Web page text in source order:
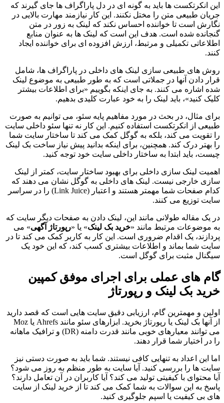
این انکرتکست ها باید به گونه ای در دل پاراگراف ها جای گیرند که
جریان طبیعی متن را مختل نکنند. این کار نیازمند مهارت بالایی در
نگارش است تا خواننده احساس نکند که لینک به زور در متن
گنجانده شده است. هدف این است که لینک ها به عنوان منابع
اطلاعاتی تکمیلی و مرتبط، ارزش افزوده ای برای خواننده ایجاد
کنند.
روش های طبیعی سازی لینک های داخلی در پاراگراف ها، شامل
قرار دادن آنها در جملاتی است که به طور طبیعی به موضوع لینک
شده اشاره می کنند. به جای اینکه بگوییم «برای اطلاعات بیشتر
کلیک کنید»، باید لینک را به خود عبارت کلیدی بدهیم.
برای مثال، در بحث در مورد مفاهیم پایه سئو، می توانیم به صورت
طبیعی از انکرتکست استفاده کنیم. این کار نه تنها سئو داخلی سایت
را تقویت می کند، بلکه به گوگل کمک می کند تا ساختار سایت شما
را بهتر درک کند. همچنین، برای اینکه بدانید پیش نیاز ساخت بک لینک
چیست، باید ابتدا به ساختار داخلی سایت خود توجه کنید.
اهمیت لینک سازی داخلی برای بهبود ساختار سایت، کمتر از لینک
سازی خارجی نیست. لینک های داخلی به گوگل نشان می دهند که
کدام صفحات شما مهمتر هستند و اعتبار (Link Juice) را در سراسر
سایت توزیع می کنند.
در یک مقاله طولانی مانند این، لینک دادن به صفحات دیگر سایت که
به موضوعات مرتبط مانند «خرید بک لینک» یا «رپورتاژ آگهی» می
پردازند، یک اقدام ضروری است. این کار به کاربر کمک می کند تا در
سایت شما بماند و اطلاعات بیشتری کسب کند، که این خود یک
سیگنال مثبت برای گوگل است.
گام های عملی برای اجرای موفق کمپین
خرید بک لینک و رپورتاژ
اولین و مهمترین گام، ارزیابی دقیق سایت هایی است که قصد دارید
از آنها بک لینک یا رپورتاژ بخرید. ابزارهای سئو مانند Ahrefs یا Moz
می توانند معیارهای خوبی مانند قدرت دامنه (DR) و ترافیک ماهانه
را در اختیار شما قرار دهند.
اما این اعداد به تنهایی کافی نیستند. شما باید به صورت دستی نیز
سایت ها را بررسی کنید. آیا سایت به طور منظم به روز می شود؟
آیا محتوای با کیفیتی تولید می کند؟ آیا کاربران در آن تعامل دارند؟
پاسخ به این سوالات به شما کمک می کند تا از خرید لینک از سایت
های بی کیفیت یا اسپم جلوگیری کنید.